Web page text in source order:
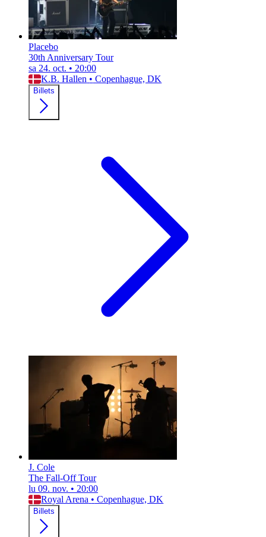
Placebo
30th Anniversary Tour
sa 24. oct. • 20:00
K.B. Hallen • Copenhague, DK
Billets
J. Cole
The Fall-Off Tour
lu 09. nov. • 20:00
Royal Arena • Copenhague, DK
Billets